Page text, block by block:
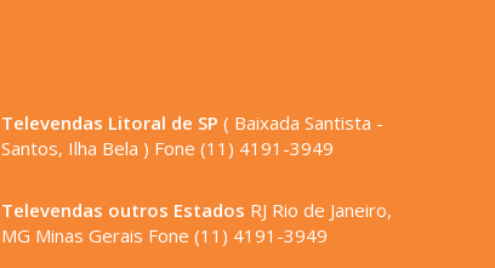
Televendas Litoral de SP ( Baixada Santista -
Santos, Ilha Bela ) Fone (11) 4191-3949
Televendas outros Estados RJ Rio de Janeiro,
MG Minas Gerais Fone (11) 4191-3949